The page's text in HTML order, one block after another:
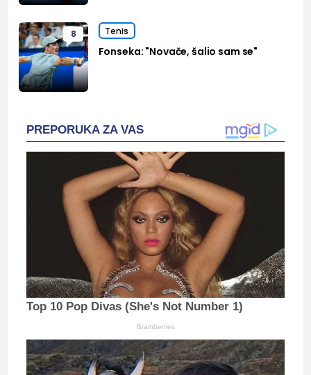
8 Tenis
Fonseka: "Novače, šalio sam se"
PREPORUKA ZA VAS
Top 10 Pop Divas (She's Not Number 1)
Brainberries